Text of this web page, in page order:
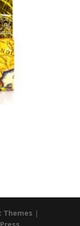
Themes |